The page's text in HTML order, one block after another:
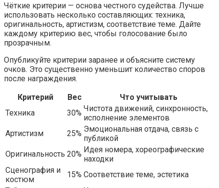
Чёткие критерии — основа честного судейства. Лучше
использовать несколько составляющих: техника,
оригинальность, артистизм, соответствие теме. Дайте
каждому критерию вес, чтобы голосование было
прозрачным.
Опубликуйте критерии заранее и объясните систему
очков. Это существенно уменьшит количество споров
после награждения.
Критерий
Вес
Что учитывать
Техника
30% Чистота движений, синхронность,
исполнение элементов
Артистизм
25% Эмоциональная отдача, связь с
публикой
Оригинальность 20% Идея номера, хореографические
находки
Сценография и
костюм
15% Соответствие теме, эстетика